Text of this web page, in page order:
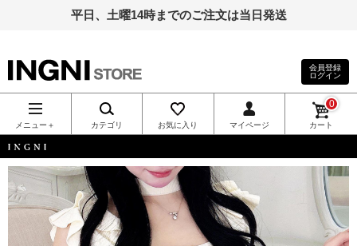
平日、土曜14時までのご注文は当日発送
INGNI（イン
グ）公式通
販｜INGNI
STORE
会員登録
ログイン
メニュー＋ カテゴリ お気に入り マイページ カート
0
INGNI